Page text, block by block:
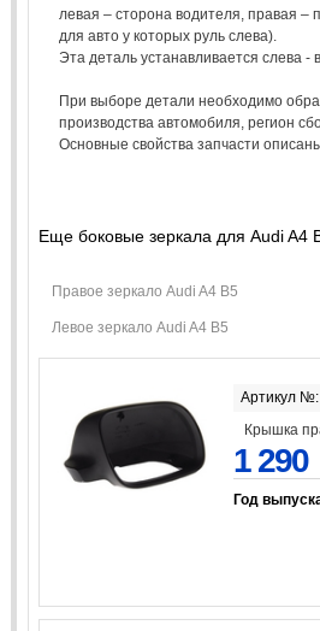
левая – сторона водителя, правая –
для авто у которых руль слева).
Эта деталь устанавливается слева -
При выборе детали необходимо
производства автомобиля, регион
Основные свойства запчасти
Еще боковые зеркала для Audi A4
Правое зеркало Audi A4 B5
Левое зеркало Audi A4 B5
Артикул
Крышка
1 290
Год